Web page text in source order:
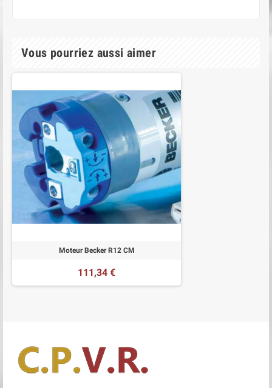
Vous pourriez aussi aimer
Moteur Becker R12 CM
111,34 €